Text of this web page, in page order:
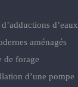
d’eaux
aménagés
de forage
d’une pompe